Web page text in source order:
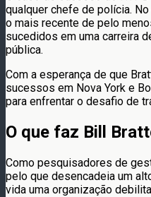
qualquer chefe de polícia.
o mais recente de pelo
sucedidos em uma carreira
pública.
Com a esperança de que
sucessos em Nova York e
para enfrentar o desafio de
O que faz Bill
Como pesquisadores de
pelo que desencadeia um
vida uma organização